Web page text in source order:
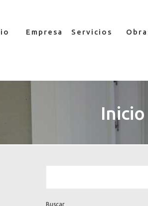
Empresa Servicios
Inicio